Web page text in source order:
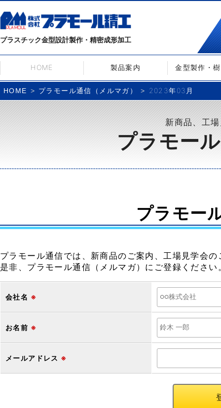
プラスチック金型設計製作・精密成形加工
HOME 製品案内 金型製作・
HOME プラモール通信（メルマガ） 2023年03月
新商品、工
プラモー
プラモー
プラモール通信では、新商品のご案内、工場見学会
是非、プラモール通信（メルマガ）にご登録ください
会社名 ※
お名前 ※
メールアドレス ※